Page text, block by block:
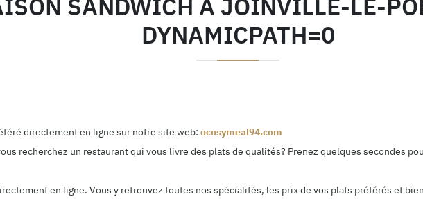
SANDWICH À JOINVILLE-LE-
DYNAMICPATH=0
directement en ligne sur notre site web: ocosymeal94.com
recherchez un restaurant qui vous livre des plats de qualités? Prenez quelques secondes
en ligne. Vous y retrouvez toutes nos spécialités, les prix de vos plats préférés et